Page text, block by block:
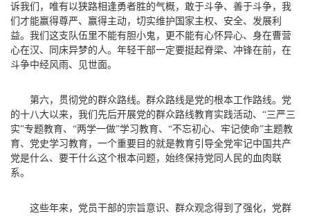
诉我们，唯有以狭路相逢勇者胜的气概，敢于斗争、善于斗争，我
们才能赢得尊严、赢得主动，切实维护国家主权、安全、发展利
益。我们这支队伍里不能有胆小鬼，更不能有心怀异心、身在曹营
心在汉、同床异梦的人。年轻干部一定要挺起脊梁、冲锋在前，在
斗争中经风雨、见世面。
第六，贯彻党的群众路线。 群众路线是党的根本工作路线。党
的十八大以来，我们先后开展党的群众路线教育实践活动、“三严三
实”专题教育、“两学一做”学习教育、“不忘初心、牢记使命”主题教
育、党史学习教育，一个重要目的就是教育引导全党牢记中国共产
党是什么、要干什么这个根本问题，始终保持党同人民的血肉联
系。
这些年来，党员干部的宗旨意识、群众观念得到了强化，党群